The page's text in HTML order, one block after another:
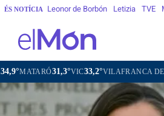
ÉS NOTÍCIA Leonor de Borbón Letizia TVE
31,3°VIC33,2°VILAFRANCA DEL